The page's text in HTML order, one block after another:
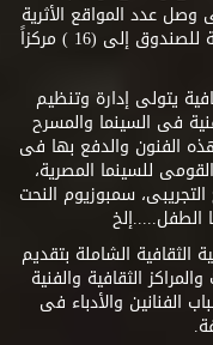
حتى وصل عدد المواقع الأثرية
التى تم تحويلها إلى مراكز إبداع فنى تابعة للصندوق إلى (16 ) مركزاً
يتولى إدارة وتنظيم
فى السينما والمسرح
الفنون والدفع بها فى
للسينما المصرية،
سمبوزيوم النحت
الطفل.....إلخ
الشاملة بتقديم
الثقافية والفنية
الفنانين والأدباء فى